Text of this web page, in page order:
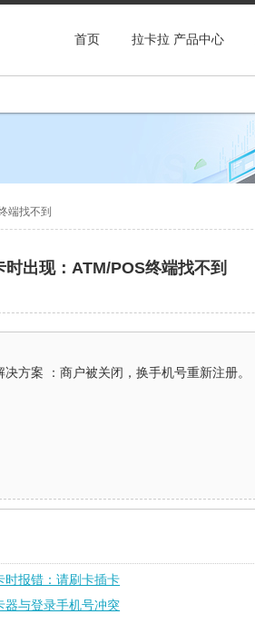
首页 拉卡拉 产品中心
端找不到
出现：ATM/POS终端找不到
决方案 ：商户被关闭，换手机号重新注册。
时报错：请刷卡插卡
器与登录手机号冲突